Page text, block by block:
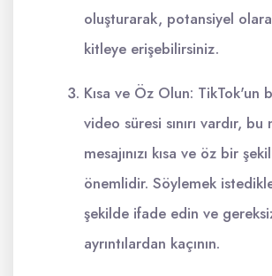
oluşturarak, potansiyel
kitleye erişebilirsiniz.
Kısa ve Öz Olun: TikTok'un
video süresi sınırı vardır,
mesajınızı kısa ve öz bir
önemlidir. Söylemek
şekilde ifade edin ve
ayrıntılardan kaçının.